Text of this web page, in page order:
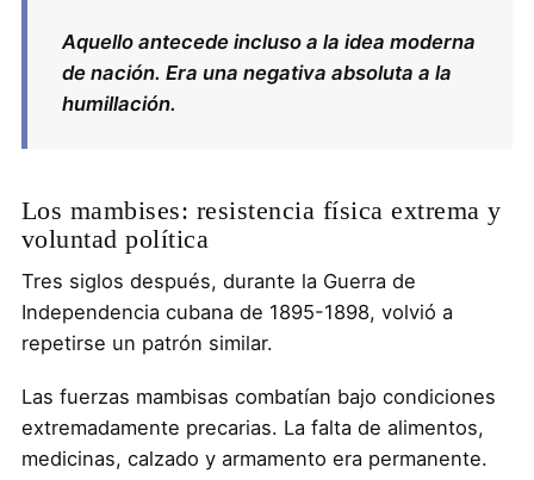
Aquello antecede incluso a la idea moderna
de nación. Era una negativa absoluta a la
humillación.
Los mambises: resistencia física extrema y
voluntad política
Tres siglos después, durante la Guerra de
Independencia cubana de 1895-1898, volvió a
repetirse un patrón similar.
Las fuerzas mambisas combatían bajo condiciones
extremadamente precarias. La falta de alimentos,
medicinas, calzado y armamento era permanente.